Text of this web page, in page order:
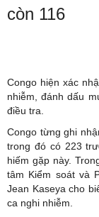
còn 116
Congo hiện xác
nhiễm, đánh dấu
điều tra.
Congo từng ghi
trong đó có 223
hiếm gặp này.
tâm Kiểm soát và
Jean Kaseya cho
ca nghi nhiễm.